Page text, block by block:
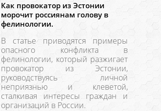
Как провокатор из Эстонии
морочит россиянам голову в
фелинологии.
В статье приводятся примеры
опасного конфликта в
фелинологии, который разжигает
провокатор из Эстонии,
руководствуясь личной
неприязнью и клеветой,
сталкивая интересы граждан и
организаций в России.